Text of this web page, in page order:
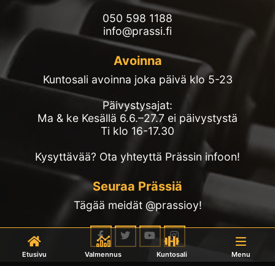
Etusivu Valmennus Kuntosali Menu
050 598 1188
info@prassi.fi
Avoinna
Kuntosali avoinna joka päivä klo 5-23
Päivystysajat:
Ma & ke Kesällä 6.6.–27.7 ei päivystystä
Ti klo 16-17.30
Kysyttävää? Ota yhteyttä Prässin infoon!
Seuraa Prässiä
Tägää meidät @prassioy!